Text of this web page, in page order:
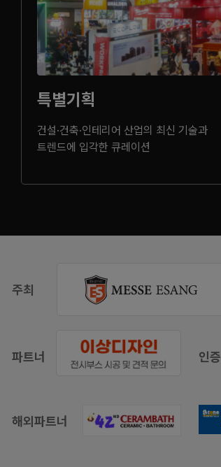
특별기획
건설·건축·인테리어 산업의 최신 기술과
트렌드에 입각한 큐레이션
주최
파트너 인증
해외파트너